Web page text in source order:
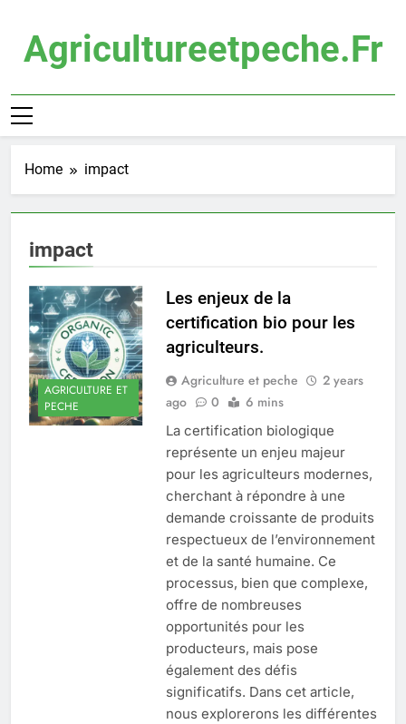
contentAgricultureetpeche.fr
Home impact
impact
AGRICULTURE ET
PECHE
Les enjeux de la
certification bio pour les
agriculteurs.
Agriculture et peche
2 years
ago
0 6 mins
La certification biologique
représente un enjeu majeur
pour les agriculteurs modernes,
cherchant à répondre à une
demande croissante de produits
respectueux de l’environnement
et de la santé humaine. Ce
processus, bien que complexe,
offre de nombreuses
opportunités pour les
producteurs, mais pose
également des défis
significatifs. Dans cet article,
nous explorerons les différentes